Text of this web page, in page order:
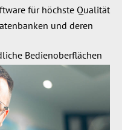
für höchste Qualität
und deren
Bedienoberflächen